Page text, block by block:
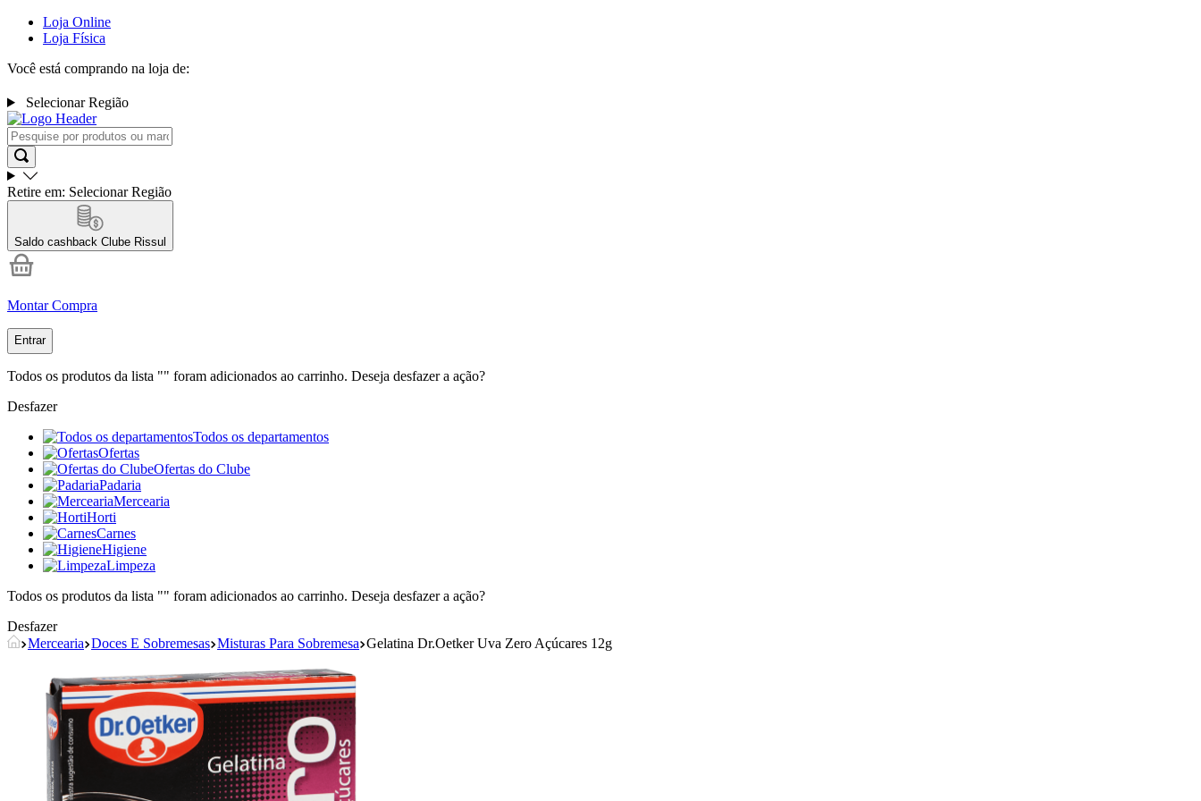
Loja Online
Loja Física
Você está comprando na loja de:
Selecionar Região
Retire em: Selecionar Região
Saldo cashback Clube Rissul
Montar Compra
Entrar
Todos os produtos da lista "" foram adicionados ao carrinho. Deseja desfazer a ação?
Desfazer
Todos os departamentos
Ofertas
Ofertas do Clube
Padaria
Mercearia
Horti
Carnes
Higiene
Limpeza
Todos os produtos da lista "" foram adicionados ao carrinho. Deseja desfazer a ação?
Desfazer
Mercearia Doces E Sobremesas Misturas Para Sobremesa Gelatina Dr.Oetker Uva Zero Açúcares 12g